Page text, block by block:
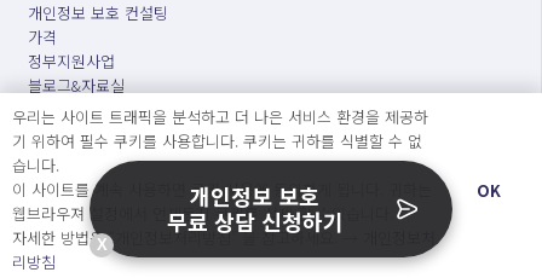
개인정보 보호 컨설팅
가격
정부지원사업
블로그&자료실
자주 묻는 질문
회사소개 & 채용
ENGLISH
日本語
Developers
우리는 사이트 트래픽을 분석하고 더 나은 서비스 환경을 제공하
기 위하여 필수 쿠키를 사용합니다. 쿠키는 귀하를 식별할 수 없
습니다.
이 사이트를 계속 사용하면 쿠키 사용에 동의하게 됩니다. 귀하는
웹브라우져 설정에서 언제든지 쿠키를 삭제 할 수있습니다.
자세한 방법은 “개인정보처리방침” 을 참고하세요. →
리방침
OK
X
개인정보 보호
무료 상담 신청하기